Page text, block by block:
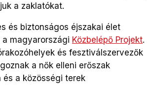
a zaklatókat.
és biztonságos éjszakai élet
magyarországi Közbelépő Projekt.
és fesztiválszervezők
a nők elleni erőszak
és a közösségi terek